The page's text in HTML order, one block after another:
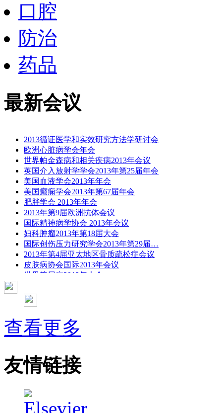
口腔
防治
药品
最新会议
2013循证医学和实效研究方法学研讨会
欧洲心脏病学会年会
世界帕金森病和相关疾病2013年会议
英国介入放射学学会2013年第25届年会
美国血液学会2013年年会
美国癫痫学会2013年第67届年会
肥胖学会 2013年年会
2013年第9届欧洲抗体会议
国际精神病学协会 2013年会议
妇科肿瘤2013年第18届大会
国际创伤压力研究学会2013年第29届…
2013年第4届亚太地区骨质疏松症会议
皮肤病协会国际2013年会议
世界糖尿病2013年大会
彭晓霞---诊断试验的Meta分析
武姗姗---累积Meta分析和TSA分析
孙凤---Network Meta分析
杨智荣---Cochrane综述实战经验分享
杨祖耀---疾病频率资料的Meta分析
查看更多
友情链接